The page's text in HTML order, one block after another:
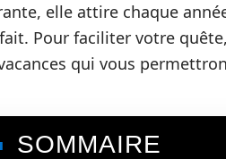
elle attire chaque
Pour faciliter votre
qui vous
SOMMAIRE